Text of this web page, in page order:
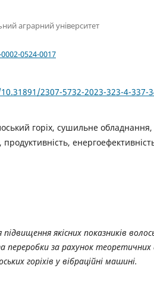
аграрний університет
0524-0017
2307-5732-2023-323-4-337-
горіх, сушильне обладнання,
якісних показників
переробки за рахунок теоретичних
горіхів у вібраційні машині.